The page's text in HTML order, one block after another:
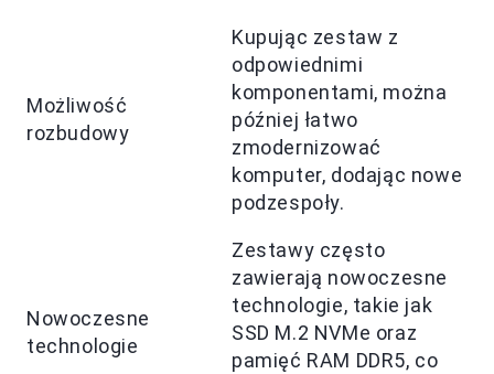
Możliwość
rozbudowy
Kupując zestaw z
odpowiednimi
komponentami, można
później łatwo
zmodernizować
komputer, dodając nowe
podzespoły.
Nowoczesne
technologie
Zestawy często
zawierają nowoczesne
technologie, takie jak
SSD M.2 NVMe oraz
pamięć RAM DDR5, co